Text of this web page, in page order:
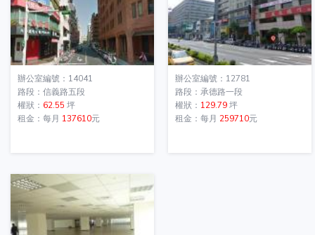
辦公室編號：14041
路段：信義路五段
權狀： 62.55 坪
租金：每月 137610元
辦公室編號：12781
路段：承德路一段
權狀： 129.79坪
租金：每月 259710元